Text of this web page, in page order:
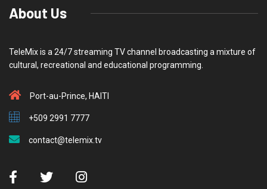
About Us
TeleMix is a 24/7 streaming TV channel broadcasting a mixture of
cultural, recreational and educational programming.
Port-au-Prince, HAITI
+509 2991 7777
contact@telemix.tv